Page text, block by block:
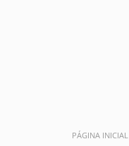
PÁGINA INICIAL